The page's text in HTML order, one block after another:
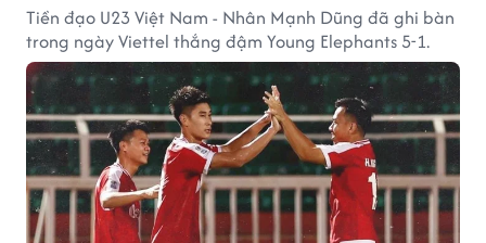
Tiền đạo U23 Việt Nam - Nhân Mạnh Dũng đã ghi bàn
trong ngày Viettel thắng đậm Young Elephants 5-1.